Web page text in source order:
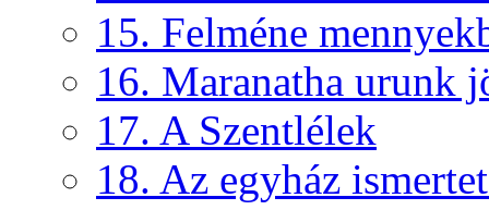
15. Felméne
16. Maranatha urunk
17. A Szentlélek
18. Az egyház